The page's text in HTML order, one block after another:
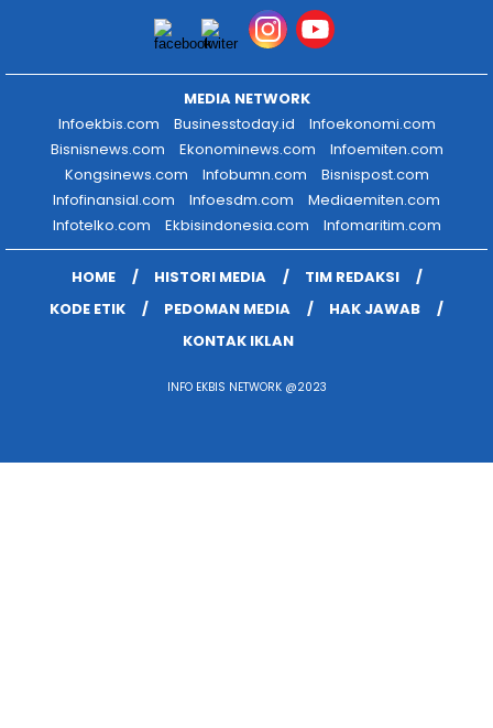
MEDIA NETWORK
Infoekbis.com
Businesstoday.id
Infoekonomi.com
Bisnisnews.com
Ekonominews.com
Infoemiten.com
Kongsinews.com
Infobumn.com
Bisnispost.com
Infofinansial.com
Infoesdm.com
Mediaemiten.com
Infotelko.com
Ekbisindonesia.com Infomaritim.com
HOME HISTORI MEDIA
TIM REDAKSI
KODE ETIK
PEDOMAN MEDIA
HAK JAWAB
KONTAK IKLAN
INFO EKBIS NETWORK @2023